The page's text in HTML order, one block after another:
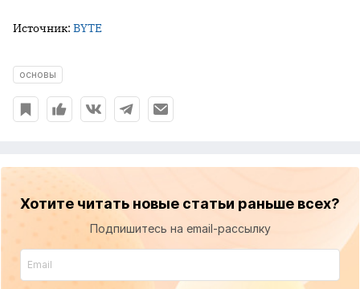
Источник: BYTE
основы
Хотите читать новые статьи раньше всех?
Подпишитесь на email-рассылку